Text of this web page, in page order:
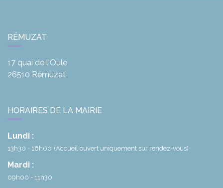
RÉMUZAT
17 quai de l'Oule
26510 Rémuzat
HORAIRES DE LA MAIRIE
Lundi :
13h30 - 16h00 (Accueil ouvert uniquement sur rendez-vous)
Mardi :
09h00 - 11h30